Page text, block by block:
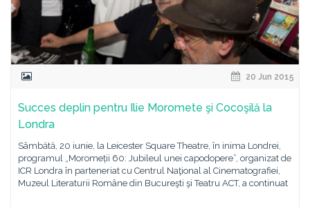
20 Jun 2015
Succes deplin pentru Ilie Moromete şi Cocoşilă la
Londra
Sâmbătă, 20 iunie, la Leicester Square Theatre, în inima Londrei,
programul „Moromeții 60: Jubileul unei capodopere”, organizat de
ICR Londra în parteneriat cu Centrul Naţional al Cinematografiei,
Muzeul Literaturii Române din Bucureşti şi Teatru ACT, a continuat